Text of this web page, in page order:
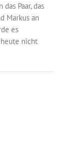
Paar, das
Markus an
es
nicht